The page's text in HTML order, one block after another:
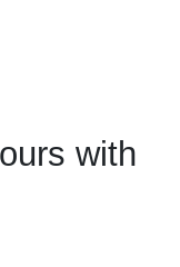
with